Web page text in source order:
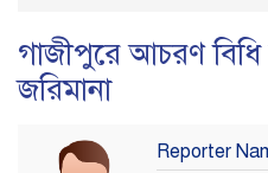
গাজীপুরে আচরণ
জরিমানা
Reporter